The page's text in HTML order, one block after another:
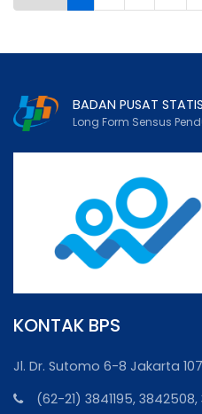
BADAN PUSAT
Long Form Sensus
KONTAK BPS
Jl. Dr. Sutomo 6-8 Jakarta
(62-21) 3841195, 3842508,